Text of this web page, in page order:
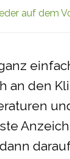
an den
auf dem